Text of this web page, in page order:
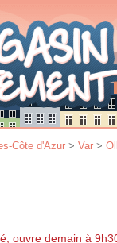
Côte d'Azur > Var >
ouvre demain à